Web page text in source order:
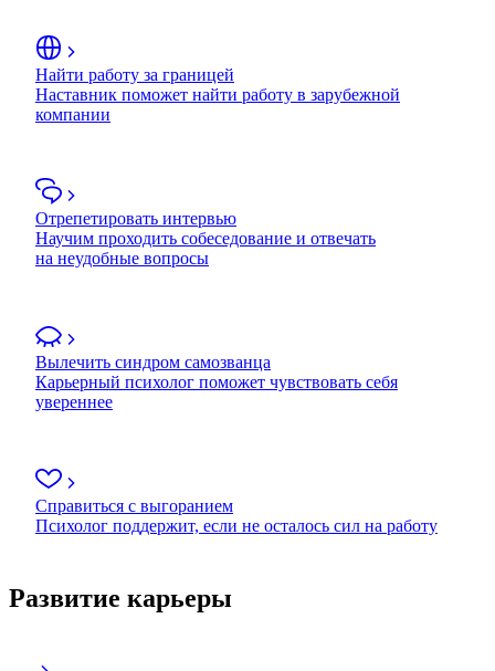
Найти работу за границей
Наставник поможет найти работу в зарубежной
компании
Отрепетировать интервью
Научим проходить собеседование и отвечать
на неудобные вопросы
Вылечить синдром самозванца
Карьерный психолог поможет чувствовать себя
увереннее
Справиться с выгоранием
Психолог поддержит, если не осталось сил на работу
Развитие карьеры